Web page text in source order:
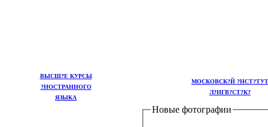
МОСКОВСК?Й ?НСТ?ТУТ
Л?НГВ?СТ?К?
ВЫСШ?Е КУРСЫ
?НОСТРАННОГО
ЯЗЫКА
Новые фотографии